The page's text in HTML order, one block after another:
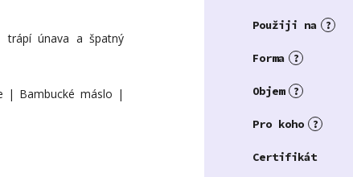
trápí únava a špatný
| Bambucké máslo |
?
Použiji na
?
Forma
?
Objem
?
Pro koho
Certifikát